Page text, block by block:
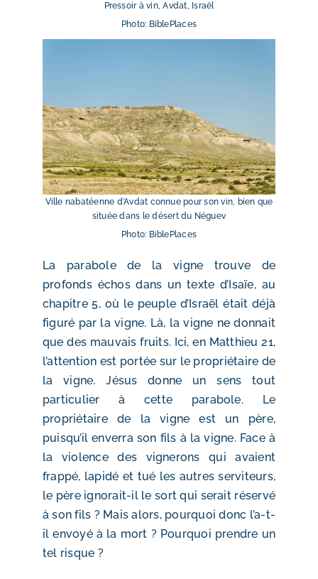
Pressoir à vin, Avdat, Israël
Photo: BiblePlaces
Ville nabatéenne d’Avdat connue pour son vin, bien que
située dans le désert du Néguev
Photo: BiblePlaces
La parabole de la vigne trouve de
profonds échos dans un texte d’Isaïe, au
chapitre 5, où le peuple d’Israël était déjà
figuré par la vigne. Là, la vigne ne donnait
que des mauvais fruits. Ici, en Matthieu 21,
l’attention est portée sur le propriétaire de
la vigne. Jésus donne un sens tout
particulier à cette parabole. Le
propriétaire de la vigne est un père,
puisqu’il enverra son fils à la vigne. Face à
la violence des vignerons qui avaient
frappé, lapidé et tué les autres serviteurs,
le père ignorait-il le sort qui serait réservé
à son fils ? Mais alors, pourquoi donc l’a-t-
il envoyé à la mort ? Pourquoi prendre un
tel risque ?